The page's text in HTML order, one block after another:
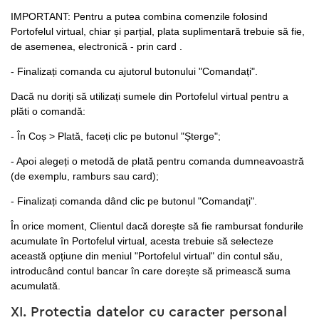
IMPORTANT: Pentru a putea combina comenzile folosind
Portofelul virtual, chiar și parțial, plata suplimentară trebuie să fie,
de asemenea, electronică - prin card .
- Finalizați comanda cu ajutorul butonului "Comandați".
Dacă nu doriți să utilizați sumele din Portofelul virtual pentru a
plăti o comandă:
- În Coș > Plată, faceți clic pe butonul "Șterge";
- Apoi alegeți o metodă de plată pentru comanda dumneavoastră
(de exemplu, ramburs sau card);
- Finalizați comanda dând clic pe butonul "Comandați".
În orice moment, Clientul dacă dorește să fie rambursat fondurile
acumulate în Portofelul virtual, acesta trebuie să selecteze
această opțiune din meniul "Portofelul virtual" din contul său,
introducând contul bancar în care dorește să primească suma
acumulată.
XI. Protectia datelor cu caracter personal